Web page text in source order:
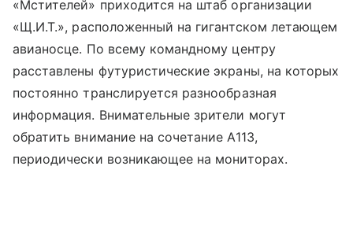
«Мстителей» приходится на штаб организации
«Щ.И.Т.», расположенный на гигантском летающем
авианосце. По всему командному центру
расставлены футуристические экраны, на которых
постоянно транслируется разнообразная
информация. Внимательные зрители могут
обратить внимание на сочетание A113,
периодически возникающее на мониторах.